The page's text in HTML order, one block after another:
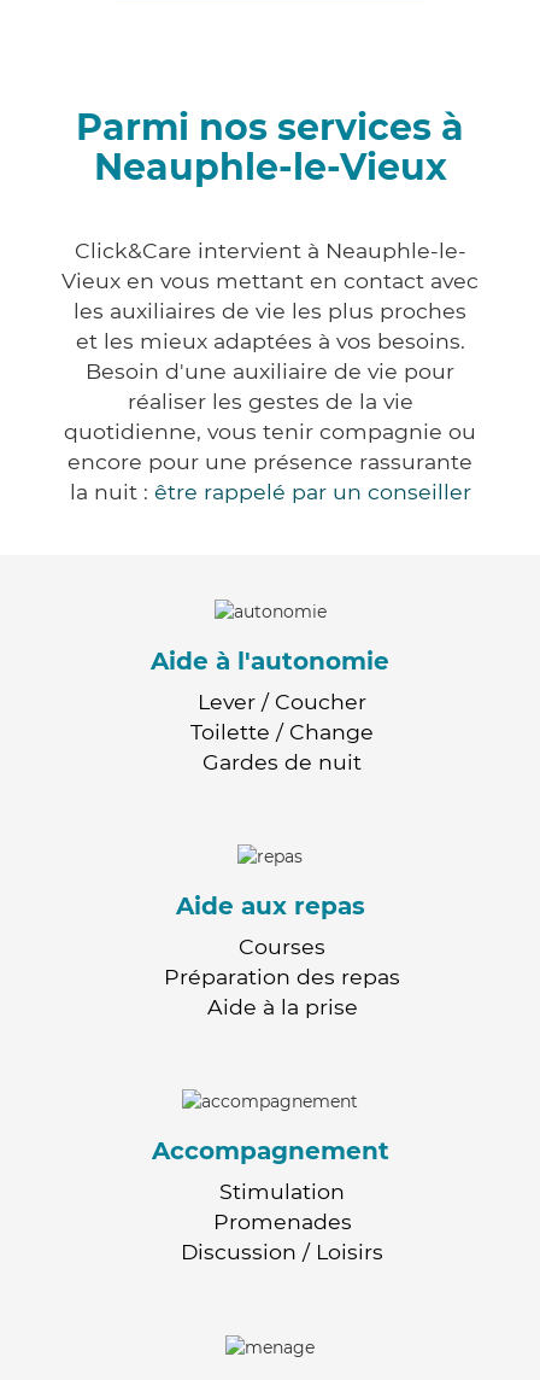
Parmi nos services à
Neauphle-le-Vieux
Click&Care intervient à Neauphle-le-
Vieux en vous mettant en contact avec
les auxiliaires de vie les plus proches
et les mieux adaptées à vos besoins.
Besoin d'une auxiliaire de vie pour
réaliser les gestes de la vie
quotidienne, vous tenir compagnie ou
encore pour une présence rassurante
la nuit : être rappelé par un conseiller
Aide à l'autonomie
Lever / Coucher
Toilette / Change
Gardes de nuit
Aide aux repas
Courses
Préparation des repas
Aide à la prise
Accompagnement
Stimulation
Promenades
Discussion / Loisirs